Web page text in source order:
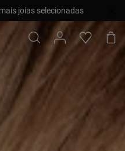
joias selecionadas